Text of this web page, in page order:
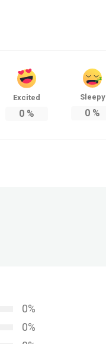
Excited
0%
Sleepy
0 %
0%
0%